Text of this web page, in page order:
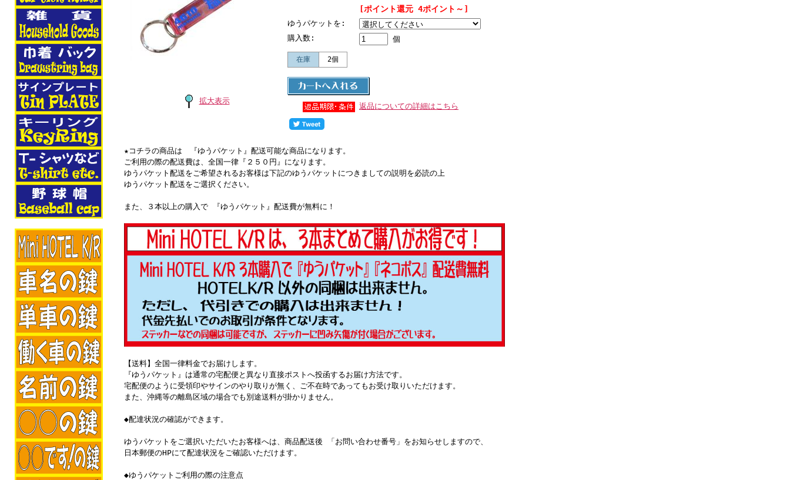
拡大表示
[ポイント還元 4ポイント～]
ゆうパケットを:
購入数:
個
在庫 2個
返品についての詳細はこちら
★コチラの商品は 『ゆうパケット』配送可能な商品になります。
ご利用の際の配送費は、全国一律『２５０円』になります。
ゆうパケット配送をご希望されるお客様は下記のゆうパケットにつきましての説明を必読の上
ゆうパケット配送をご選択ください。
また、３本以上の購入で 『ゆうパケット』配送費が無料に！
【送料】全国一律料金でお届けします。
『ゆうパケット』は通常の宅配便と異なり直接ポストへ投函するお届け方法です。
宅配便のように受領印やサインのやり取りが無く、ご不在時であってもお受け取りいただけます。
また、沖縄等の離島区域の場合でも別途送料が掛かりません。
◆配達状況の確認ができます。
ゆうパケットをご選択いただいたお客様へは、商品配送後 「お問い合わせ番号」をお知らせしますので、
日本郵便のHPにて配達状況をご確認いただけます。
◆ゆうパケットご利用の際の注意点